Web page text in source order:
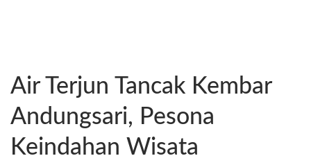
Air Terjun Tancak Kembar
Andungsari, Pesona
Keindahan Wisata